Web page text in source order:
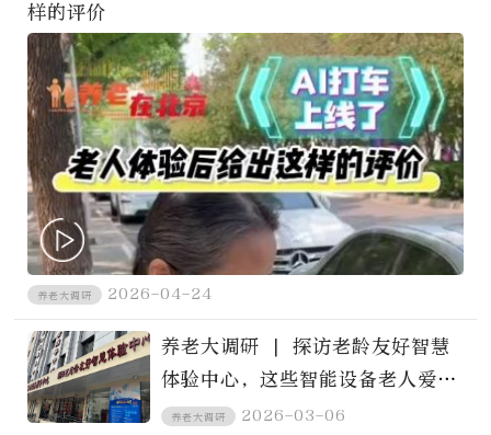
样的评价
养老大调研 2026-04-24
养老大调研 | 探访老龄友好智慧
体验中心，这些智能设备老人爱用
吗？
养老大调研 2026-03-06